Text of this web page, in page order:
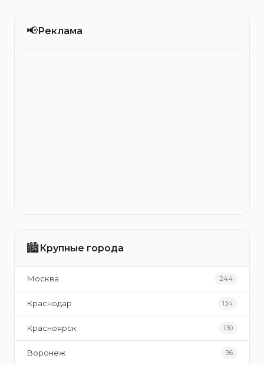
📢Реклама
🏙️Крупные города
Москва 244
Краснодар 134
Красноярск 130
Воронеж 96